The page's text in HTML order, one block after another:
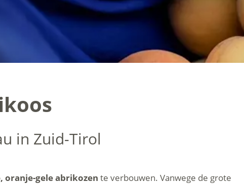
in Zuid-Tirol
oranje-gele abrikozen te verbouwen. Vanwege de grote